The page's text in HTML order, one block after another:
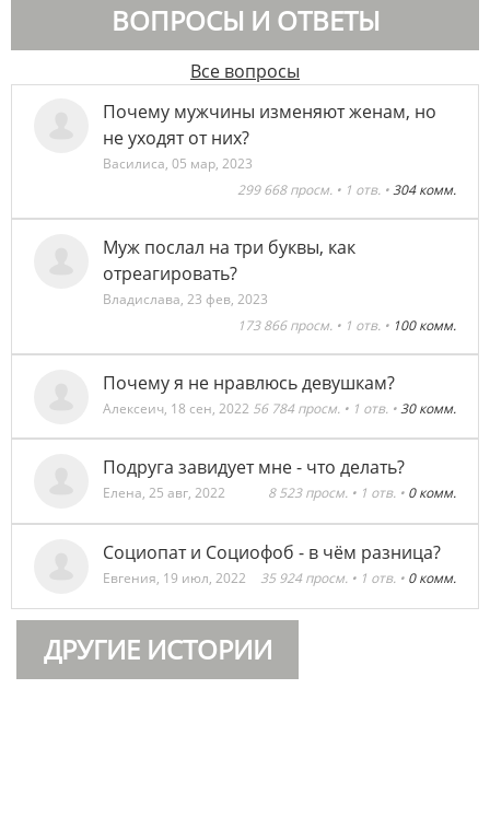
ВОПРОСЫ И ОТВЕТЫ
Все вопросы
Почему мужчины изменяют женам, но
не уходят от них?
Василиса,05 мар, 2023
299 668 просм. • 1 отв. •304 комм.
Муж послал на три буквы, как
отреагировать?
Владислава,23 фев, 2023
173 866 просм. • 1 отв. • 100 комм.
Почему я не нравлюсь девушкам?
Алексеич, 18 сен, 2022 56 784 просм. • 1 отв. •30 комм.
Подруга завидует мне - что делать?
Елена,25 авг, 2022 8 523 просм. • 1 отв. • 0 комм.
Социопат и Социофоб - в чём разница?
Евгения, 19 июл, 2022 35 924 просм. • 1 отв. • 0 комм.
ДРУГИЕ ИСТОРИИ